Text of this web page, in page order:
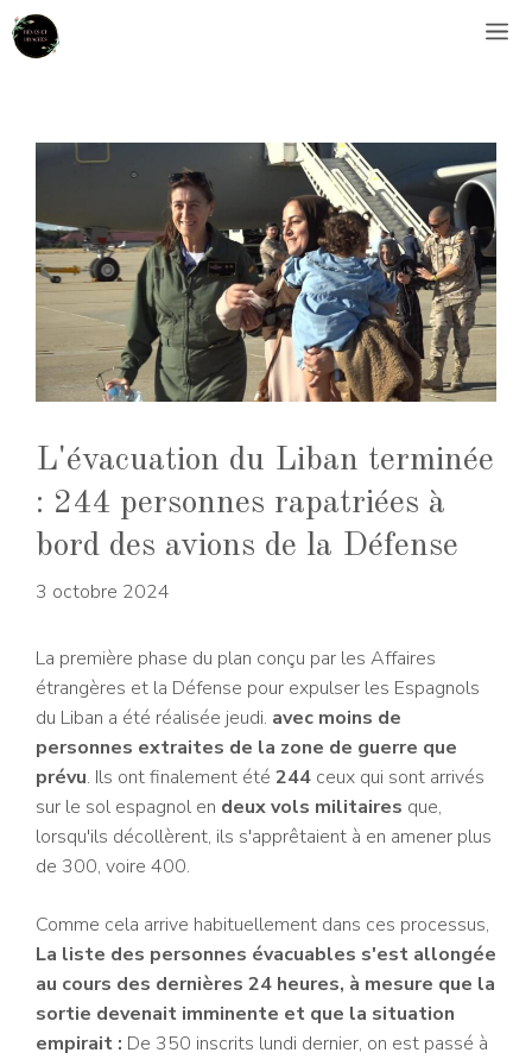
Aller
au
L'évacuation du Liban terminée
: 244 personnes rapatriées à
bord des avions de la Défense
3 octobre 2024
La première phase du plan conçu par les Affaires
étrangères et la Défense pour expulser les Espagnols
du Liban a été réalisée jeudi. avec moins de
personnes extraites de la zone de guerre que
prévu. Ils ont finalement été 244 ceux qui sont arrivés
sur le sol espagnol en deux vols militaires que,
lorsqu'ils décollèrent, ils s'apprêtaient à en amener plus
de 300, voire 400.
Comme cela arrive habituellement dans ces processus,
La liste des personnes évacuables s'est allongée
au cours des dernières 24 heures, à mesure que la
sortie devenait imminente et que la situation
empirait : De 350 inscrits lundi dernier, on est passé à